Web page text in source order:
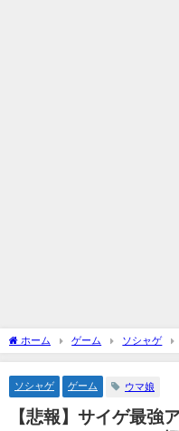
ホーム ゲーム ソシャゲ
イトからスケジュール欄が消える
ソシャゲ ゲーム ウマ娘
【悲報】サイゲ最強